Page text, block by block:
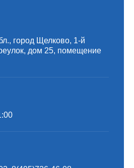
город Щелково, 1-й
дом 25, помещение